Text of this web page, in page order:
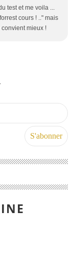
test et me voila ...
cours ! .." mais
convient mieux !